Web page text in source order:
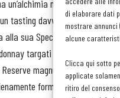
di elaborare dati
mostrare
alcune
Clicca qui sotto
applicate
ritiro del
un’alchimia molto scientifica.
tasting davvero particolare.
sua Special Cuvée. Ecco
targati 2014. Infine tre
magnum, il Blend
formati e in alcuni